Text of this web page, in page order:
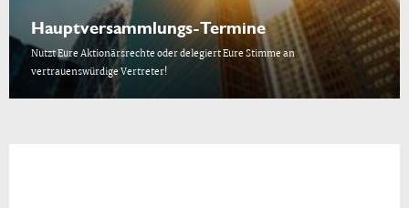
Hauptversammlungs-Termine
Nutzt Eure Aktionärsrechte oder delegiert Eure Stimme an
vertrauenswürdige Vertreter!